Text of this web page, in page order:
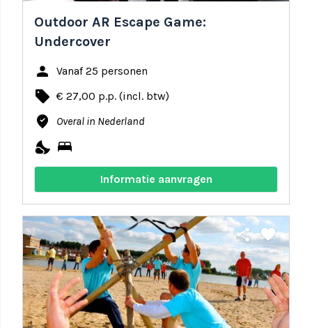
Outdoor AR Escape Game:
Undercover
person Vanaf 25 personen
local_offer € 27,00 p.p. (incl. btw)
where_to_vote Overal in Nederland
nights_stay bed
Informatie aanvragen
share favorite